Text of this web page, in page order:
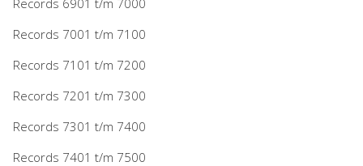
Records 7001 t/m 7100
Records 7101 t/m 7200
Records 7201 t/m 7300
Records 7301 t/m 7400
Records 7401 t/m 7500